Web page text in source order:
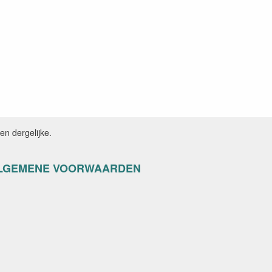
dergelijke.
VOORWAARDEN